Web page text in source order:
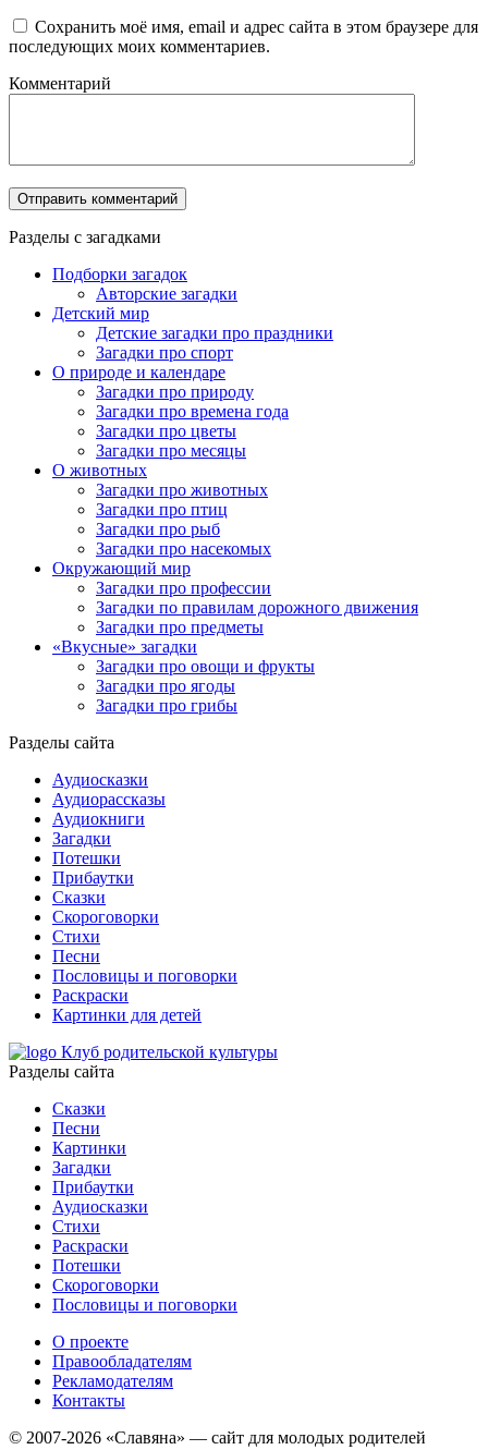
Сохранить моё имя, email и адрес сайта в этом браузере для
последующих моих комментариев.
Комментарий
Разделы с загадками
Подборки загадок
Авторские загадки
Детский мир
Детские загадки про праздники
Загадки про спорт
О природе и календаре
Загадки про природу
Загадки про времена года
Загадки про цветы
Загадки про месяцы
О животных
Загадки про животных
Загадки про птиц
Загадки про рыб
Загадки про насекомых
Окружающий мир
Загадки про профессии
Загадки по правилам дорожного движения
Загадки про предметы
«Вкусные» загадки
Загадки про овощи и фрукты
Загадки про ягоды
Загадки про грибы
Разделы сайта
Аудиосказки
Аудиорассказы
Аудиокниги
Загадки
Потешки
Прибаутки
Сказки
Скороговорки
Стихи
Песни
Пословицы и поговорки
Раскраски
Картинки для детей
Клуб родительской культуры
Разделы сайта
Сказки
Песни
Картинки
Загадки
Прибаутки
Аудиосказки
Стихи
Раскраски
Потешки
Скороговорки
Пословицы и поговорки
О проекте
Правообладателям
Рекламодателям
Контакты
© 2007-2026 «Славяна» — сайт для молодых родителей